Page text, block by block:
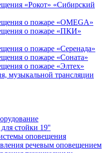
«Рокот» «Сибирский
о пожаре «OMEGA»
о пожаре «ПКИ»
о пожаре «Серенада»
о пожаре «Соната»
о пожаре «Элтех»
музыкальной трансляции
стойки 19''
оповещения
речевым оповещением